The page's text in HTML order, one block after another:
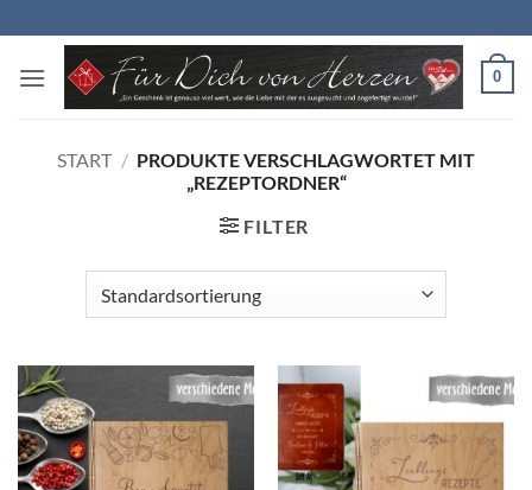
Inhalt
springen
0
START / PRODUKTE VERSCHLAGWORTET MIT
„REZEPTORDNER“
FILTER